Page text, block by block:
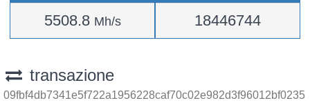
5508.8 Mh/s 18446744
transazione
09fbf4db7341e5f722a1956228caf70c02e982d3f96012bf0235